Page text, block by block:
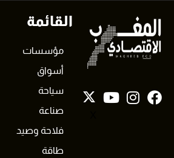
القائمة
مؤسسات
أسواق
سياحة
صناعة
فلاحة وصيد
طاقة